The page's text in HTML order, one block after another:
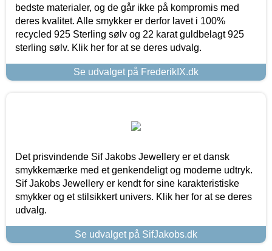
bedste materialer, og de går ikke på kompromis med
deres kvalitet. Alle smykker er derfor lavet i 100%
recycled 925 Sterling sølv og 22 karat guldbelagt 925
sterling sølv. Klik her for at se deres udvalg.
Se udvalget på FrederikIX.dk
Det prisvindende Sif Jakobs Jewellery er et dansk
smykkemærke med et genkendeligt og moderne udtryk.
Sif Jakobs Jewellery er kendt for sine karakteristiske
smykker og et stilsikkert univers. Klik her for at se deres
udvalg.
Se udvalget på SifJakobs.dk